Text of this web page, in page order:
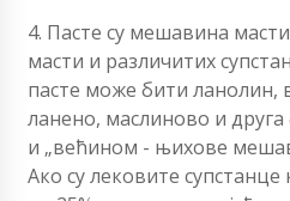
4. Пасте су мешавина
масти и различитих
пасте може бити ланолин,
ланено, маслиново и
и „већином - њихове
Ако су лековите